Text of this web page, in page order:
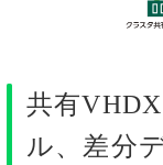
共有
ル、差分